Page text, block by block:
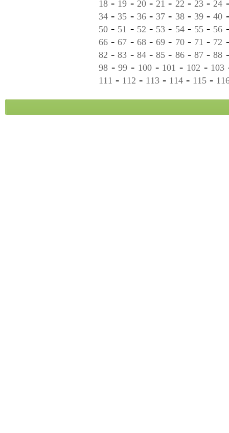
18 - 19 - 20-21 - 22 - 23-24
34 - 35 - 36- 37 - 38- 39-40
50 - 51 - 52 - 53 - 54- 55- 56
66 -67 - 68-69 - 70- 71 - 72
82 -83 - 84-85 - 86- 87-88
98 -99 - 100- 101 - 102 - 103
111 - 112 - 113 - 114 - 115 -